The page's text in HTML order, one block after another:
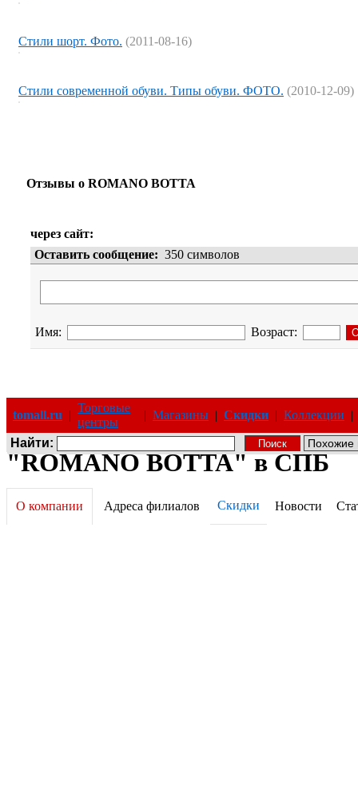
Стили шорт. Фото. (2011-08-16)
Стили современной обуви. Типы обуви. ФОТО. (2010-12-09)
Отзывы о ROMANO BOTTA
через сайт:
Оставить сообщение: 350 символов
Имя: Возраст:
tomall.ru |
Торговые
центры
| Магазины | Скидки | Коллекции |
Найти:
"ROMANO BOTTA" в СПБ
О компании Адреса филиалов Скидки Новости